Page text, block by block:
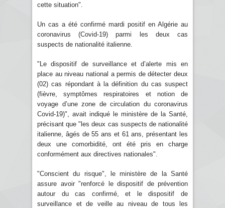
cette situation".
Un cas a été confirmé mardi positif en Algérie au
coronavirus (Covid-19) parmi les deux cas
suspects de nationalité italienne.
"Le dispositif de surveillance et d’alerte mis en
place au niveau national a permis de détecter deux
(02) cas répondant à la définition du cas suspect
(fièvre, symptômes respiratoires et notion de
voyage d’une zone de circulation du coronavirus
Covid-19)", avait indiqué le ministère de la Santé,
précisant que "les deux cas suspects de nationalité
italienne, âgés de 55 ans et 61 ans, présentant les
deux une comorbidité, ont été pris en charge
conformément aux directives nationales".
"Conscient du risque", le ministère de la Santé
assure avoir "renforcé le dispositif de prévention
autour du cas confirmé, et le dispositif de
surveillance et de veille au niveau de tous les